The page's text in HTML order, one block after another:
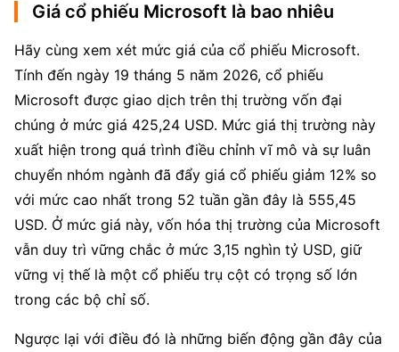
Giá cổ phiếu Microsoft là bao nhiêu
Hãy cùng xem xét mức giá của cổ phiếu Microsoft.
Tính đến ngày 19 tháng 5 năm 2026, cổ phiếu
Microsoft được giao dịch trên thị trường vốn đại
chúng ở mức giá 425,24 USD. Mức giá thị trường này
xuất hiện trong quá trình điều chỉnh vĩ mô và sự luân
chuyển nhóm ngành đã đẩy giá cổ phiếu giảm 12% so
với mức cao nhất trong 52 tuần gần đây là 555,45
USD. Ở mức giá này, vốn hóa thị trường của Microsoft
vẫn duy trì vững chắc ở mức 3,15 nghìn tỷ USD, giữ
vững vị thế là một cổ phiếu trụ cột có trọng số lớn
trong các bộ chỉ số.
Ngược lại với điều đó là những biến động gần đây của